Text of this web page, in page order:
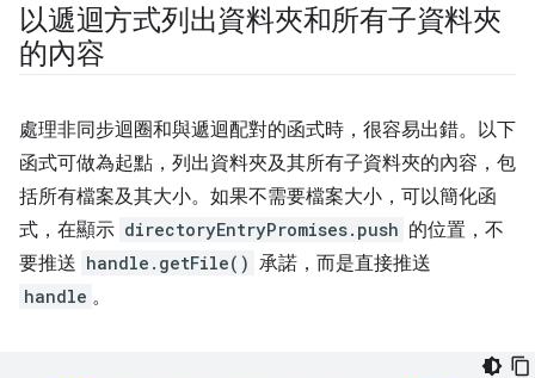
以遞迴方式列出資料夾和所有子資料夾
的內容
處理非同步迴圈和與遞迴配對的函式時，很容易出錯。以下
函式可做為起點，列出資料夾及其所有子資料夾的內容，包
括所有檔案及其大小。如果不需要檔案大小，可以簡化函
式，在顯示 directoryEntryPromises.push 的位置，不
要推送 handle.getFile() 承諾，而是直接推送
handle 。